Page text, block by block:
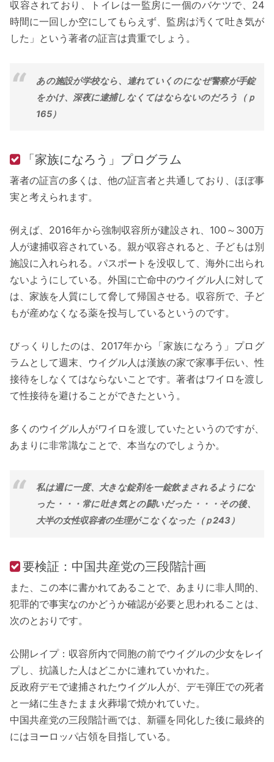
収容されており、トイレは一監房に一個のバケツで、24
時間に一回しか空にしてもらえず、監房は汚くて吐き気が
した」という著者の証言は貴重でしょう。
あの施設が学校なら、連れていくのになぜ警察が手錠
をかけ、深夜に逮捕しなくてはならないのだろう（ｐ
165）
「家族になろう」プログラム
著者の証言の多くは、他の証言者と共通しており、ほぼ事
実と考えられます。
例えば、2016年から強制収容所が建設され、100～300万
人が逮捕収容されている。親が収容されると、子どもは別
施設に入れられる。パスポートを没収して、海外に出られ
ないようにしている。外国に亡命中のウイグル人に対して
は、家族を人質にして脅して帰国させる。収容所で、子ど
もが産めなくなる薬を投与しているというのです。
びっくりしたのは、2017年から「家族になろう」プログ
ラムとして週末、ウイグル人は漢族の家で家事手伝い、性
接待をしなくてはならないことです。著者はワイロを渡し
て性接待を避けることができたという。
多くのウイグル人がワイロを渡していたというのですが、
あまりに非常識なことで、本当なのでしょうか。
私は週に一度、大きな錠剤を一錠飲まされるようにな
った・・・常に吐き気との闘いだった・・・その後、
大半の女性収容者の生理がこなくなった（ｐ243）
要検証：中国共産党の三段階計画
また、この本に書かれてあることで、あまりに非人間的、
犯罪的で事実なのかどうか確認が必要と思われることは、
次のとおりです。
公開レイプ：収容所内で同胞の前でウイグルの少女をレイ
プし、抗議した人はどこかに連れていかれた。
反政府デモで逮捕されたウイグル人が、デモ弾圧での死者
と一緒に生きたまま火葬場で焼かれていた。
中国共産党の三段階計画では、新疆を同化した後に最終的
にはヨーロッパ占領を目指している。